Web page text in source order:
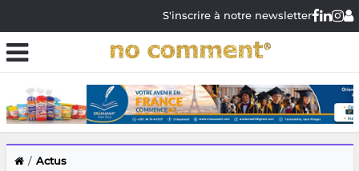
S'inscrire à notre newsletter
Actus